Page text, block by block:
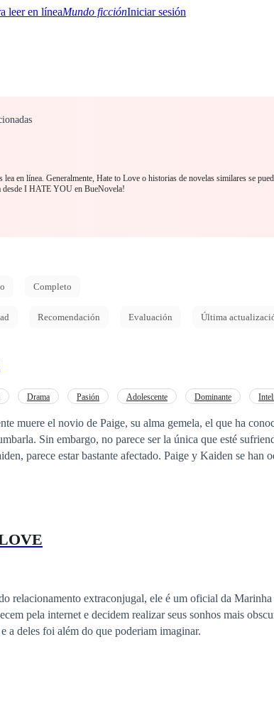
Mundo ficciónIniciar sesión
en línea. Generalmente, Hate to Love o historias de novelas similares se
desde I HATE YOU en BueNovela!
Completo
Recomendación Evaluación Última
Drama Pasión Adolescente Dominante
muere el novio de Paige, su alma gemela, el que ha
Sin embargo, no parece ser la única que esté
afectado. Paige y Kaiden se han odiado desde pequeños, la
O será, ¿la cura peor que la enfermedad?
relacionamento extraconjugal, ele é um oficial da Marinha
pela internet e decidem realizar seus sonhos mais
a deles foi além do que poderiam imaginar.